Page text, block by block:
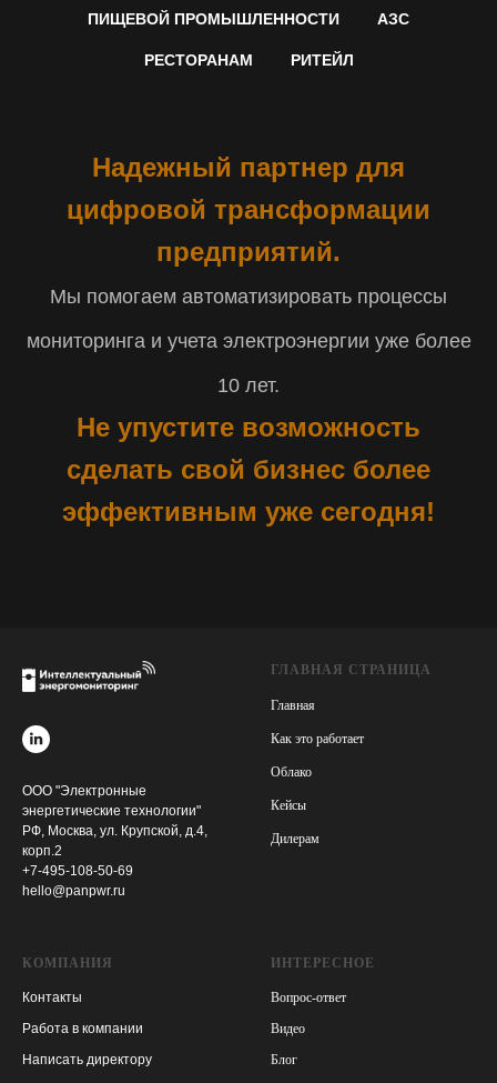
ПИЩЕВОЙ ПРОМЫШЛЕННОСТИ АЗС
РЕСТОРАНАМ РИТЕЙЛ
Надежный партнер для
цифровой трансформации
предприятий.
Мы помогаем автоматизировать процессы
мониторинга и учета электроэнергии уже более
10 лет.
Не упустите возможность
сделать свой бизнес более
эффективным уже сегодня!
ООО "Электронные
энергетические технологии"
РФ, Москва, ул. Крупской, д.4,
корп.2
+7-495-108-50-69
hello@panpwr.ru
ГЛАВНАЯ СТРАНИЦА
Главная
Как это работает
Облако
Кейсы
Дилерам
КОМПАНИЯ
Контакты
Работа в компании
Написать директору
ИНТЕРЕСНОЕ
Вопрос-ответ
Видео
Блог